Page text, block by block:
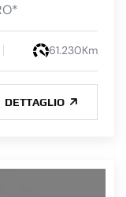
61.230Km
DETTAGLIO